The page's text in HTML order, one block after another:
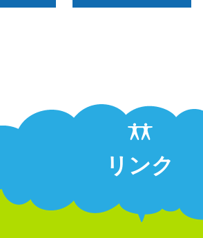
リンク